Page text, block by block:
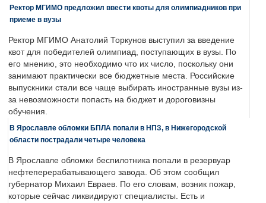
Ректор МГИМО предложил ввести квоты для олимпиадников при
приеме в вузы
Ректор МГИМО Анатолий Торкунов выступил за введение
квот для победителей олимпиад, поступающих в вузы. По
его мнению, это необходимо что их число, поскольку они
занимают практически все бюджетные места. Российские
выпускники стали все чаще выбирать иностранные вузы из-
за невозможности попасть на бюджет и дороговизны
обучения.
В Ярославле обломки БПЛА попали в НПЗ, в Нижегородской
области пострадали четыре человека
В Ярославле обломки беспилотника попали в резервуар
нефтеперерабатывающего завода. Об этом сообщил
губернатор Михаил Евраев. По его словам, возник пожар,
которые сейчас ликвидируют специалисты. Есть и